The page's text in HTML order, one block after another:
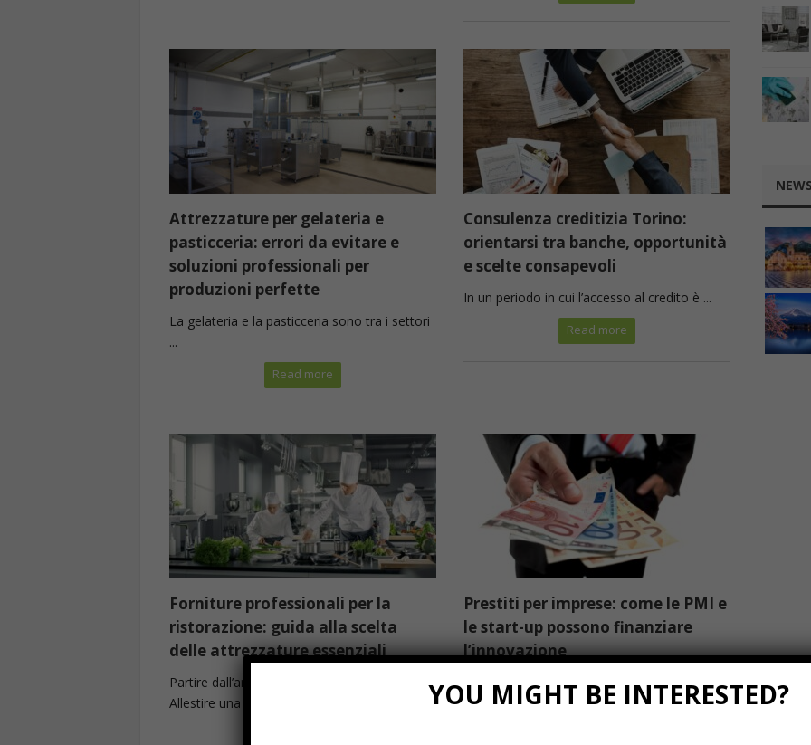
Attrezzature per gelateria e
pasticceria: errori da evitare e
soluzioni professionali per
produzioni perfette
La gelateria e la pasticceria sono tra i settori
...
Read more
Consulenza creditizia Torino:
orientarsi tra banche, opportunità
e scelte consapevoli
In un periodo in cui l’accesso al credito è ...
Read more
Forniture professionali per la
ristorazione: guida alla scelta
delle attrezzature essenziali
Partire dall’analisi degli spazi e del servizio
Allestire una ...
Prestiti per imprese: come le PMI e
le start-up possono finanziare
l’innovazione
L’innovazione è la chiave della competitività,
ma per molte ...
YOU MIGHT BE INTERESTED?